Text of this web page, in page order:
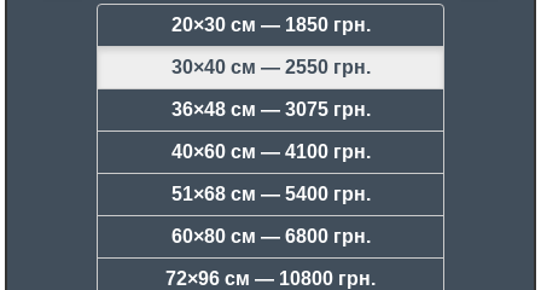
20×30 см — 1850 грн.
30×40 см — 2550 грн.
36×48 см — 3075 грн.
40×60 см — 4100 грн.
51×68 см — 5400 грн.
60×80 см — 6800 грн.
72×96 см — 10800 грн.